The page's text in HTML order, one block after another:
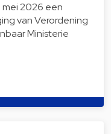
mei 2026 een
van Verordening
Ministerie